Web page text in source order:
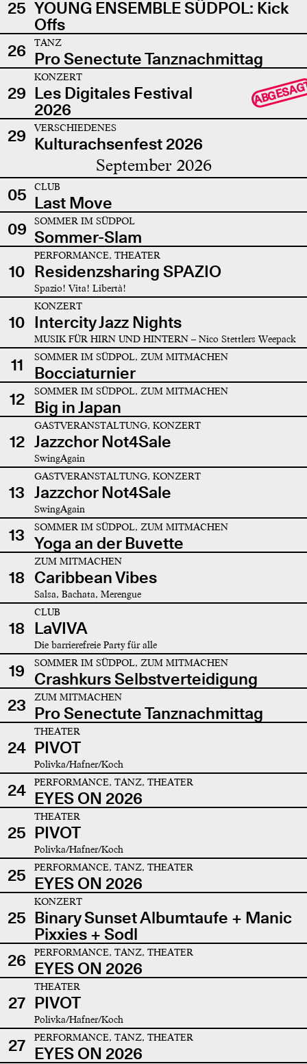
25 YOUNG ENSEMBLE SÜDPOL: Kick
Offs
26
TANZ
Pro Senectute Tanznachmittag
29
KONZERT
Les Digitales Festival
2026
29 VERSCHIEDENES
Kulturachsenfest 2026
September 2026
05 CLUB
Last Move
09
SOMMER IM SÜDPOL
Sommer-Slam
10
PERFORMANCE, THEATER
Residenzsharing SPAZIO
Spazio! Vita! Libertà!
10
KONZERT
Intercity Jazz Nights
MUSIK FÜR HIRN UND HINTERN – Nico Stettlers Weepack
11 SOMMER IM SÜDPOL, ZUM MITMACHEN
Bocciaturnier
12
SOMMER IM SÜDPOL, ZUM MITMACHEN
Big in Japan
12
GASTVERANSTALTUNG, KONZERT
Jazzchor Not4Sale
SwingAgain
13
GASTVERANSTALTUNG, KONZERT
Jazzchor Not4Sale
SwingAgain
13 SOMMER IM SÜDPOL, ZUM MITMACHEN
Yoga an der Buvette
18
ZUM MITMACHEN
Caribbean Vibes
Salsa, Bachata, Merengue
18
CLUB
LaVIVA
Die barrierefreie Party für alle
19 SOMMER IM SÜDPOL, ZUM MITMACHEN
Crashkurs Selbstverteidigung
23
ZUM MITMACHEN
Pro Senectute Tanznachmittag
24
THEATER
PIVOT
Polivka/Hafner/Koch
24 PERFORMANCE, TANZ, THEATER
EYES ON 2026
25
THEATER
PIVOT
Polivka/Hafner/Koch
25 PERFORMANCE, TANZ, THEATER
EYES ON 2026
25
KONZERT
Binary Sunset Albumtaufe + Manic
Pixxies + Sodl
26
PERFORMANCE, TANZ, THEATER
EYES ON 2026
27
THEATER
PIVOT
Polivka/Hafner/Koch
27 PERFORMANCE, TANZ, THEATER
EYES ON 2026